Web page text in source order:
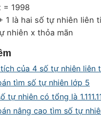
= 1998
1 là hai số tự nhiên liên
nhiên x thỏa mãn
tích của 4 số tự nhiên
tìm số tự nhiên lớp 5
tự nhiên có tổng là
nâng cao tìm số tự